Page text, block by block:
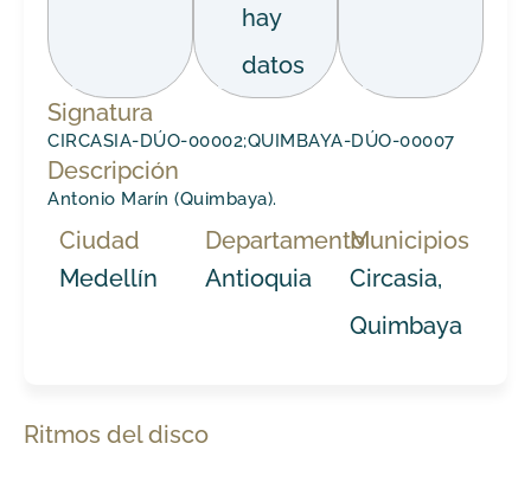
hay
datos
Signatura
CIRCASIA-DÚO-00002;QUIMBAYA-DÚO-00007
Descripción
Antonio Marín (Quimbaya).
Ciudad
Medellín
Departamento
Antioquia
Municipios
Circasia,
Quimbaya
Ritmos del disco